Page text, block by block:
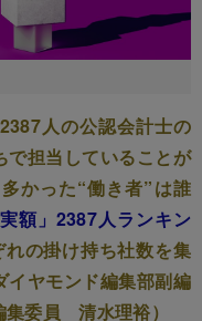
人の公認会計士の
で担当していることが
かった“働き者”は誰
額」2387人ランキン
の掛け持ち社数を集
イヤモンド編集部副編
委員 清水理裕）